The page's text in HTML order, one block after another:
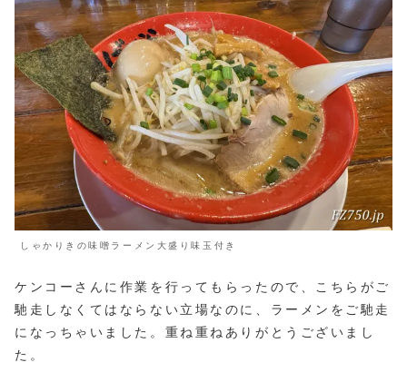
しゃかりきの味噌ラーメン大盛り味玉付き
ケンコーさんに作業を行ってもらったので、こちらがご
馳走しなくてはならない立場なのに、ラーメンをご馳走
になっちゃいました。重ね重ねありがとうございまし
た。